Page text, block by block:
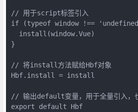
// 用于script标签引入
if (typeof window !==
  install(window.Vue)
}
// 将install方法赋给Hbf对象
Hbf.install = install
// 输出default变量，用于全量引入，
export default Hbf